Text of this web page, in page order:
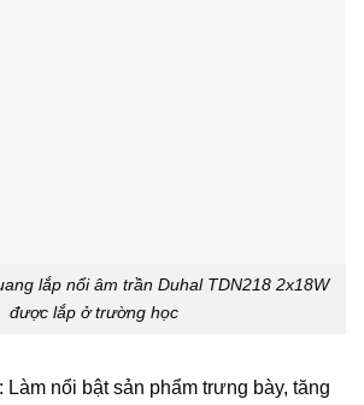
lắp nổi âm trần Duhal TDN218 2x18W
được lắp ở trường học
Làm nổi bật sản phẩm trưng bày, tăng